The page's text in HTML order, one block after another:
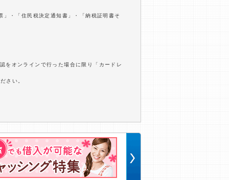
・「住民税決定通知書」・「納税証明書そ
をオンラインで行った場合に限り「カードレ
さい。